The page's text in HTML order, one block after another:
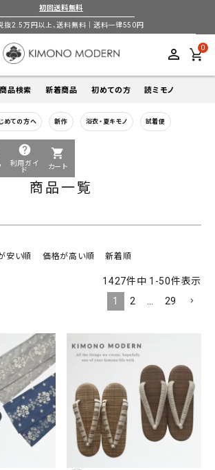
初回送料無料
抜2.5万円以上、送料無料｜送料一律550円
perm_identity 0
商品検索
アル フォーマル
ブ商品 セール商品
新着商品 初めての方 読ミモノ
めての方へ 新作 浴衣・夏キモノ 試着便
help
利用ガイ
ド
shopping_cart
カート
商品一覧
登録順
価格が安い順
ードヒット順
検索
安い順 価格が高い順 新着順
1427件中 1 -50件表示
1
2 29